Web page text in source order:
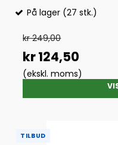
På lager (27 stk.)
kr 249,00
kr 124,50
(ekskl. moms)
TILBUD